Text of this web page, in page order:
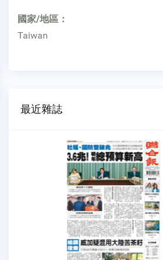
國家/地區：
Taiwan
最近雜誌
聯合報
NO.1892
2026-08-05
$ 15 元